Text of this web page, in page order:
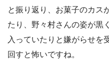
と振り返り、お菓子のカス
たり、野々村さんの姿が黒
入っていたりと嫌がらせを
回すと怖いですね。